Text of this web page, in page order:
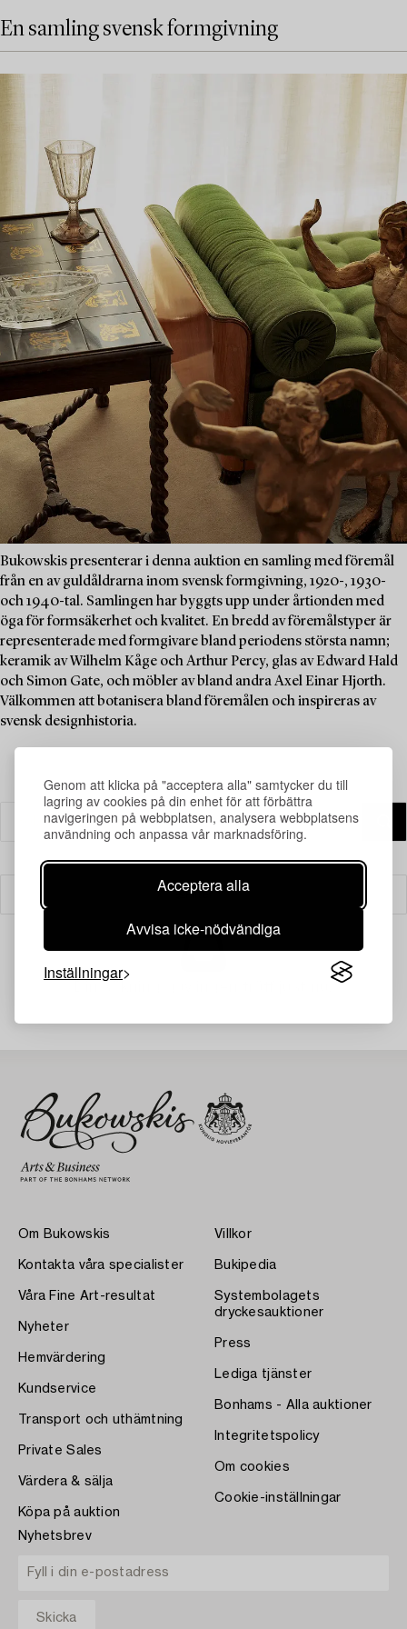
Genom att klicka på "acceptera alla" samtycker du till
lagring av cookies på din enhet för att förbättra
navigeringen på webbplatsen, analysera webbplatsens
användning och anpassa vår marknadsföring.
Acceptera alla
Avvisa icke-nödvändiga
Inställningar
En samling svensk formgivning
Bukowskis presenterar i denna auktion en samling med föremål
från en av guldåldrarna inom svensk formgivning, 1920-, 1930-
och 1940-tal. Samlingen har byggts upp under årtionden med
öga för formsäkerhet och kvalitet. En bredd av föremålstyper är
representerade med formgivare bland periodens största namn;
keramik av Wilhelm Kåge och Arthur Percy, glas av Edward Hald
och Simon Gate, och möbler av bland andra Axel Einar Hjorth.
Välkommen att botanisera bland föremålen och inspireras av
svensk designhistoria.
Filter
Om Bukowskis
Kontakta våra specialister
Våra Fine Art-resultat
Nyheter
Hemvärdering
Kundservice
Transport och uthämtning
Private Sales
Värdera & sälja
Köpa på auktion
Villkor
Bukipedia
Systembolagets
dryckesauktioner
Press
Lediga tjänster
Bonhams - Alla auktioner
Integritetspolicy
Om cookies
Cookie-inställningar
Nyhetsbrev